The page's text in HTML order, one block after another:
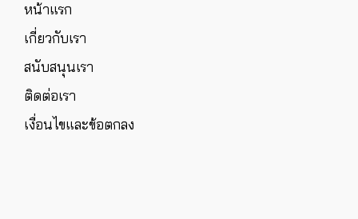
หน้าแรก
เกี่ยวกับเรา
สนับสนุนเรา
ติดต่อเรา
เงื่อนไขและข้อตกลง